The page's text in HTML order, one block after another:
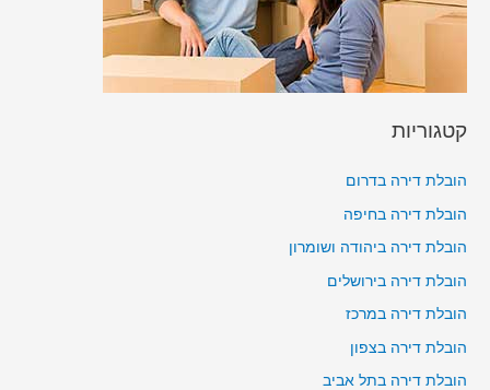
קטגוריות
הובלת דירה בדרום
הובלת דירה בחיפה
הובלת דירה ביהודה ושומרון
הובלת דירה בירושלים
הובלת דירה במרכז
הובלת דירה בצפון
הובלת דירה בתל אביב